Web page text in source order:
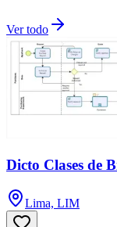
Ver todo
Dicto Clases de
Lima, LIM